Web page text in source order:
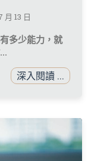
月 13 日
多少能力，就
深入閱讀 ...